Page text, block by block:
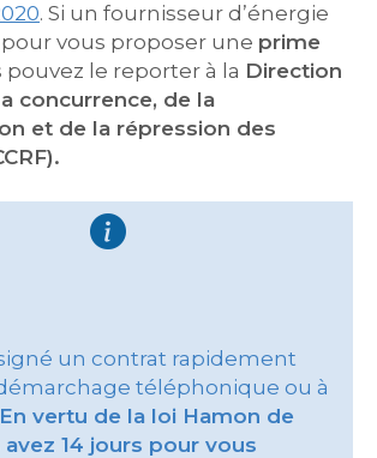
. Si un fournisseur d’énergie
vous proposer une prime
pouvez le reporter à la Direction
concurrence, de la
et de la répression des
un contrat rapidement
téléphonique ou à
En vertu de la loi Hamon de
avez 14 jours pour vous